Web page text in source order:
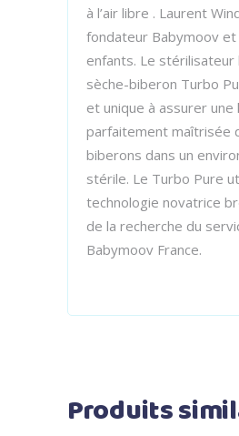
à l’air libre . Laurent
fondateur Babymoov
enfants. Le
sèche-biberon Turbo
et unique à assurer une
parfaitement maîtrisée
biberons dans un
stérile. Le Turbo Pure
technologie novatrice
de la recherche du
Babymoov France.
Produits